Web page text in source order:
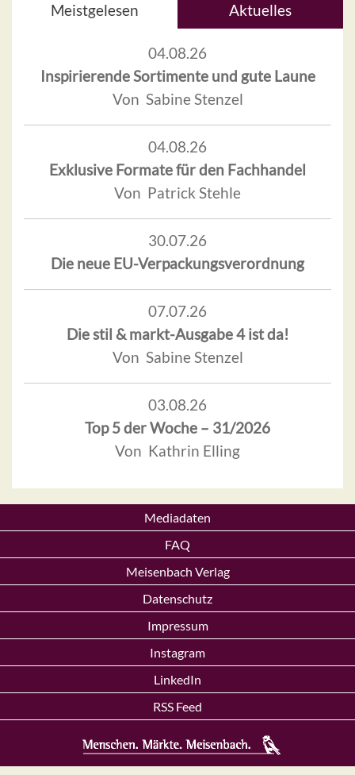
Meistgelesen Aktuelles
04.08.26
Inspirierende Sortimente und gute Laune
Von Sabine Stenzel
04.08.26
Exklusive Formate für den Fachhandel
Von Patrick Stehle
30.07.26
Die neue EU-Verpackungsverordnung
07.07.26
Die stil & markt-Ausgabe 4 ist da!
Von Sabine Stenzel
03.08.26
Top 5 der Woche – 31/2026
Von Kathrin Elling
Mediadaten
FAQ
Meisenbach Verlag
Datenschutz
Impressum
Instagram
LinkedIn
RSS Feed